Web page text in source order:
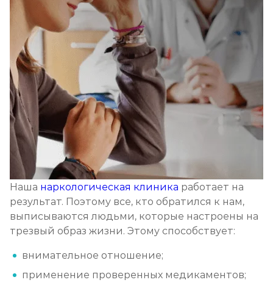
Наша наркологическая клиника работает на
результат. Поэтому все, кто обратился к нам,
выписываются людьми, которые настроены на
трезвый образ жизни. Этому способствует:
внимательное отношение;
применение проверенных медикаментов;